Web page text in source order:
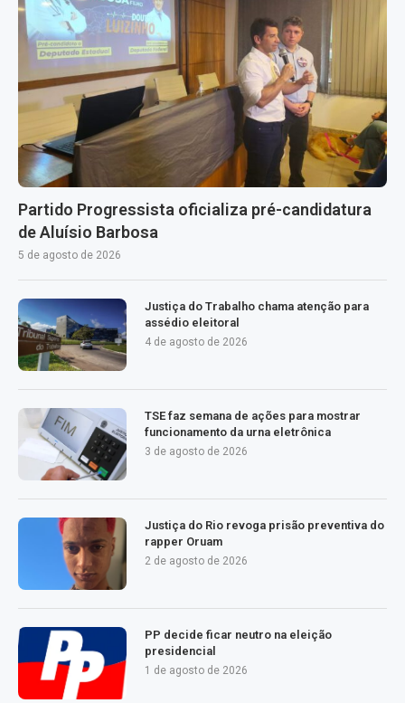
Partido Progressista oficializa pré-candidatura
de Aluísio Barbosa
5 de agosto de 2026
Justiça do Trabalho chama atenção para
assédio eleitoral
4 de agosto de 2026
TSE faz semana de ações para mostrar
funcionamento da urna eletrônica
3 de agosto de 2026
Justiça do Rio revoga prisão preventiva do
rapper Oruam
2 de agosto de 2026
PP decide ficar neutro na eleição
presidencial
1 de agosto de 2026